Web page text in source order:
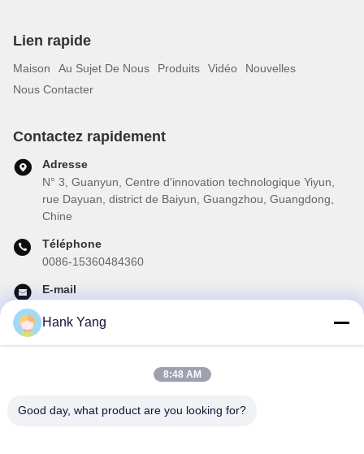
Lien rapide
Maison Au Sujet De Nous Produits Vidéo
Nouvelles
Nous Contacter
Contactez rapidement
Adresse
N° 3, Guanyun, Centre d'innovation technologique Yiyun,
rue Dayuan, district de Baiyun, Guangzhou, Guangdong,
Chine
Téléphone
0086-15360484360
E-mail
Abonnez-vous à notre newsletter pour des réductions et plus
Hank Yang
8:48 AM
Good day, what product are you looking for?